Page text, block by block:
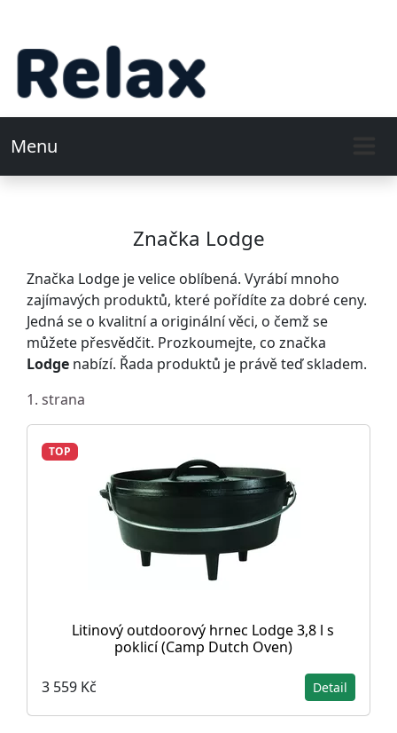
Menu
Značka Lodge
Značka Lodge je velice oblíbená. Vyrábí mnoho
zajímavých produktů, které pořídíte za dobré ceny.
Jedná se o kvalitní a originální věci, o čemž se
můžete přesvědčit. Prozkoumejte, co značka
Lodge nabízí. Řada produktů je právě teď skladem.
1. strana
TOP
Litinový outdoorový hrnec Lodge 3,8 l s
poklicí (Camp Dutch Oven)
3 559 Kč Detail